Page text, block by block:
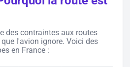
des contraintes aux routes
l'avion ignore. Voici des
en France :